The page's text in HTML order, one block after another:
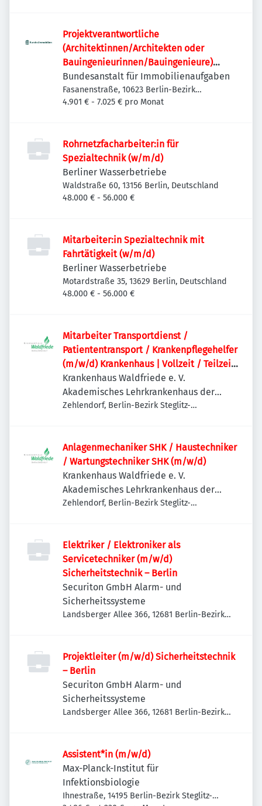
Projektverantwortliche
(Architektinnen/Architekten oder
Bauingenieurinnen/Bauingenieure)
(w/m/d)
Bundesanstalt für Immobilienaufgaben
Fasanenstraße, 10623 Berlin-Bezirk
Charlottenburg-Wilmersdorf, Deutschland
4.901 € - 7.025 € pro Monat
Rohrnetzfacharbeiter:in für
Spezialtechnik (w/m/d)
Berliner Wasserbetriebe
Waldstraße 60, 13156 Berlin, Deutschland
48.000 € - 56.000 €
Mitarbeiter:in Spezialtechnik mit
Fahrtätigkeit (w/m/d)
Berliner Wasserbetriebe
Motardstraße 35, 13629 Berlin, Deutschland
48.000 € - 56.000 €
Mitarbeiter Transportdienst /
Patiententransport / Krankenpflegehelfer
(m/w/d) Krankenhaus | Vollzeit / Teilzeit
möglich
Krankenhaus Waldfriede e. V.
Akademisches Lehrkrankenhaus der
Charité
Zehlendorf, Berlin-Bezirk Steglitz-
Anlagenmechaniker SHK / Haustechniker
/ Wartungstechniker SHK (m/w/d)
Krankenhaus Waldfriede e. V.
Akademisches Lehrkrankenhaus der
Charité
Zehlendorf, Berlin-Bezirk Steglitz-
Elektriker / Elektroniker als
Servicetechniker (m/w/d)
Sicherheitstechnik – Berlin
Securiton GmbH Alarm- und
Sicherheitssysteme
Landsberger Allee 366, 12681 Berlin-Bezirk
Projektleiter (m/w/d) Sicherheitstechnik
– Berlin
Securiton GmbH Alarm- und
Sicherheitssysteme
Landsberger Allee 366, 12681 Berlin-Bezirk
Assistent*in (m/w/d)
Max-Planck-Institut für
Infektionsbiologie
Ihnestraße, 14195 Berlin-Bezirk Steglitz-